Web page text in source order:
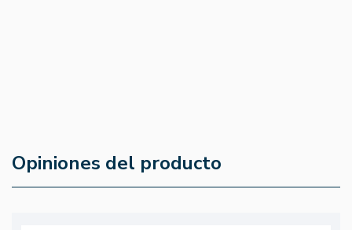
Opiniones del producto